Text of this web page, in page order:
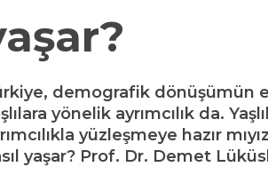
demografik dönüşümün
yönelik ayrımcılık da.
yüzleşmeye hazır
yaşar? Prof. Dr. Demet